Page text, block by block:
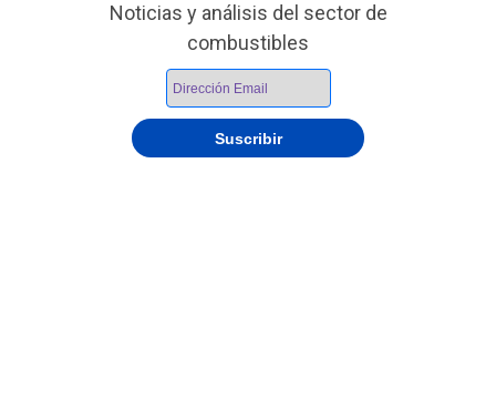
Noticias y análisis del sector de
combustibles